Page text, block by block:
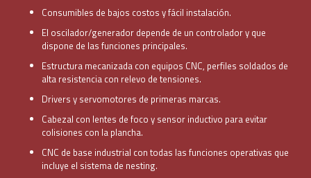
Consumibles de bajos costos y fácil instalación.
El oscilador/generador depende de un controlador y que
dispone de las funciones principales.
Estructura mecanizada con equipos CNC, perfiles soldados de
alta resistencia con relevo de tensiones.
Drivers y servomotores de primeras marcas.
Cabezal con lentes de foco y sensor inductivo para evitar
colisiones con la plancha.
CNC de base industrial con todas las funciones operativas que
incluye el sistema de nesting.